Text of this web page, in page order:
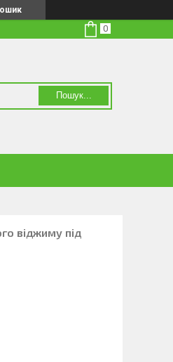
Пошук...
віджиму під